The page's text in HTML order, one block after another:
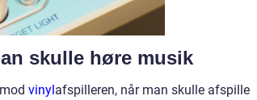
skulle høre musik
vinylafspilleren, når man skulle afspille